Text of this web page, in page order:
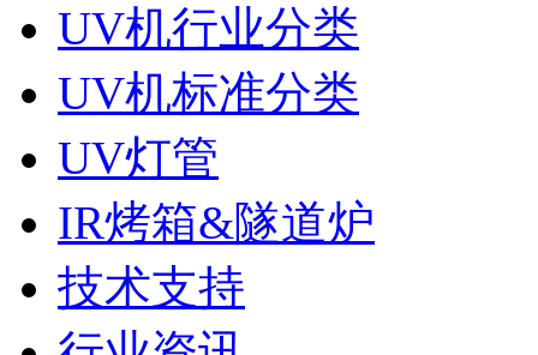
UV机行业分类
UV机标准分类
UV灯管
IR烤箱&隧道炉
技术支持